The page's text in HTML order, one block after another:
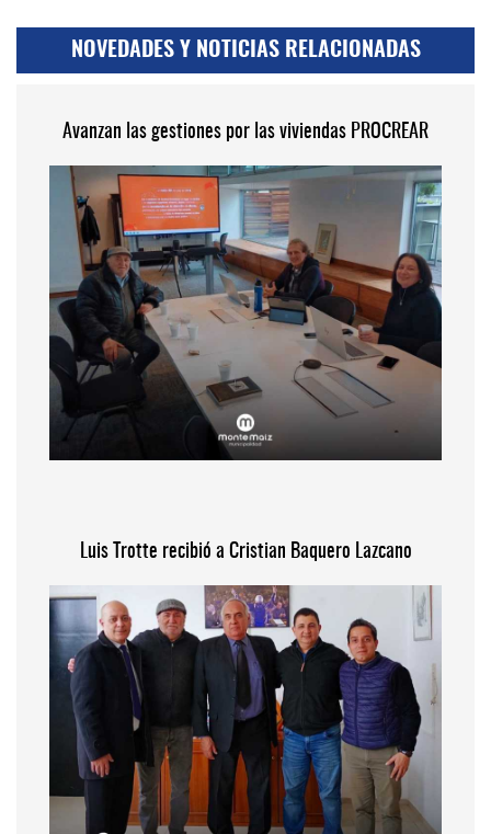
NOVEDADES Y NOTICIAS RELACIONADAS
Avanzan las gestiones por las viviendas PROCREAR
Luis Trotte recibió a Cristian Baquero Lazcano